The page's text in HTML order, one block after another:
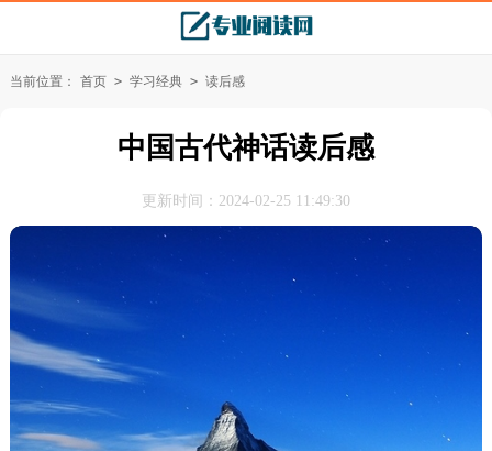
当前位置： 首页 > 学习经典 > 读后感
中国古代神话读后感
更新时间：2024-02-25 11:49:30